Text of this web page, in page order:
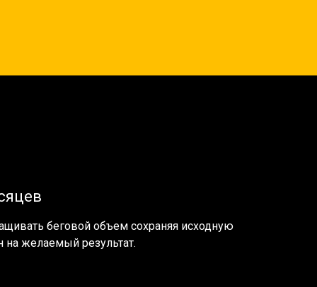
беговой объем сохраняя исходную
желаемый результат.